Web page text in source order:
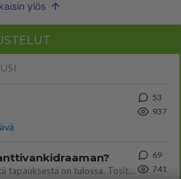
ylös
53
937
Uusi draamasarja järkyttävästä tapauksesta on tulossa. Tositapahtumiin perustuva sarja ammentaa vuoden 1986 Mikkelin pan
69
741